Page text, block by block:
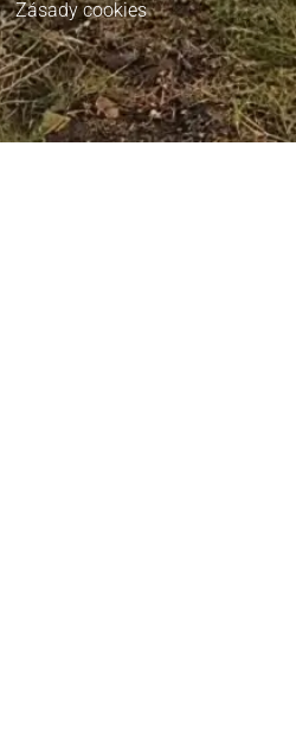
Zásady cookies